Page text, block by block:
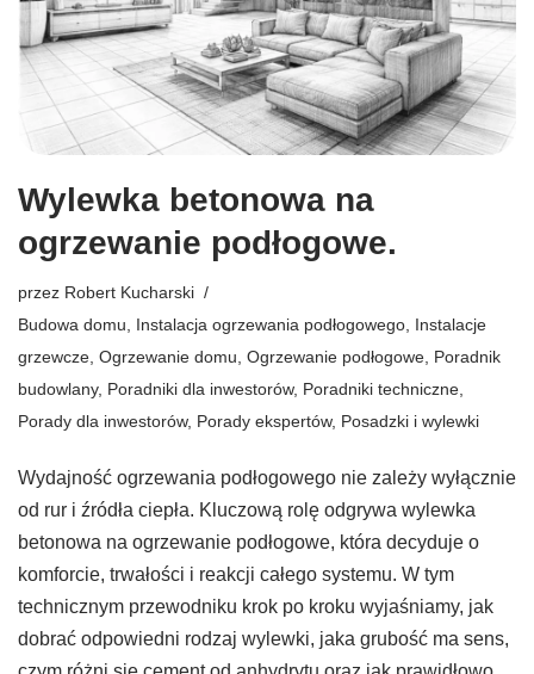
Wylewka betonowa na
ogrzewanie podłogowe.
przez Robert Kucharski
Budowa domu, Instalacja ogrzewania podłogowego, Instalacje
grzewcze, Ogrzewanie domu, Ogrzewanie podłogowe, Poradnik
budowlany, Poradniki dla inwestorów, Poradniki techniczne,
Porady dla inwestorów, Porady ekspertów, Posadzki i wylewki
Wydajność ogrzewania podłogowego nie zależy wyłącznie
od rur i źródła ciepła. Kluczową rolę odgrywa wylewka
betonowa na ogrzewanie podłogowe, która decyduje o
komforcie, trwałości i reakcji całego systemu. W tym
technicznym przewodniku krok po kroku wyjaśniamy, jak
dobrać odpowiedni rodzaj wylewki, jaka grubość ma sens,